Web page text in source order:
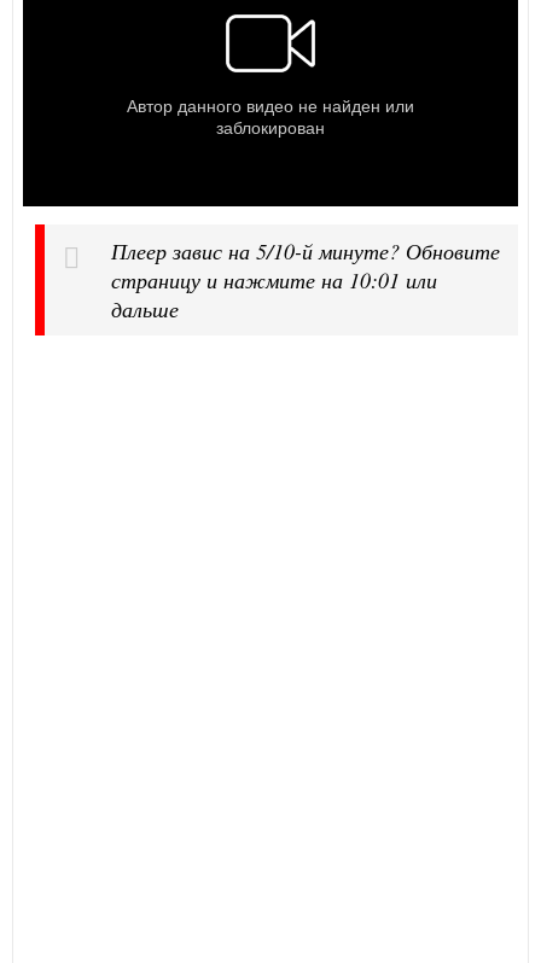
Плеер завис на 5/10-й минуте? Обновите
страницу и нажмите на 10:01 или
дальше